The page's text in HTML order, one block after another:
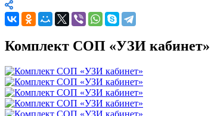
Комплект СОП «УЗИ кабинет»